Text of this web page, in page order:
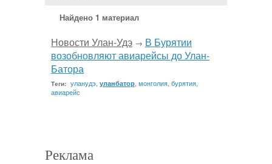
Найдено 1 материал
Новости Улан-Удэ → В Бурятии
возобновляют авиарейсы до Улан-
Батора
Теги: уланудэ уланбатор монголия бурятия
авиарейс
Реклама